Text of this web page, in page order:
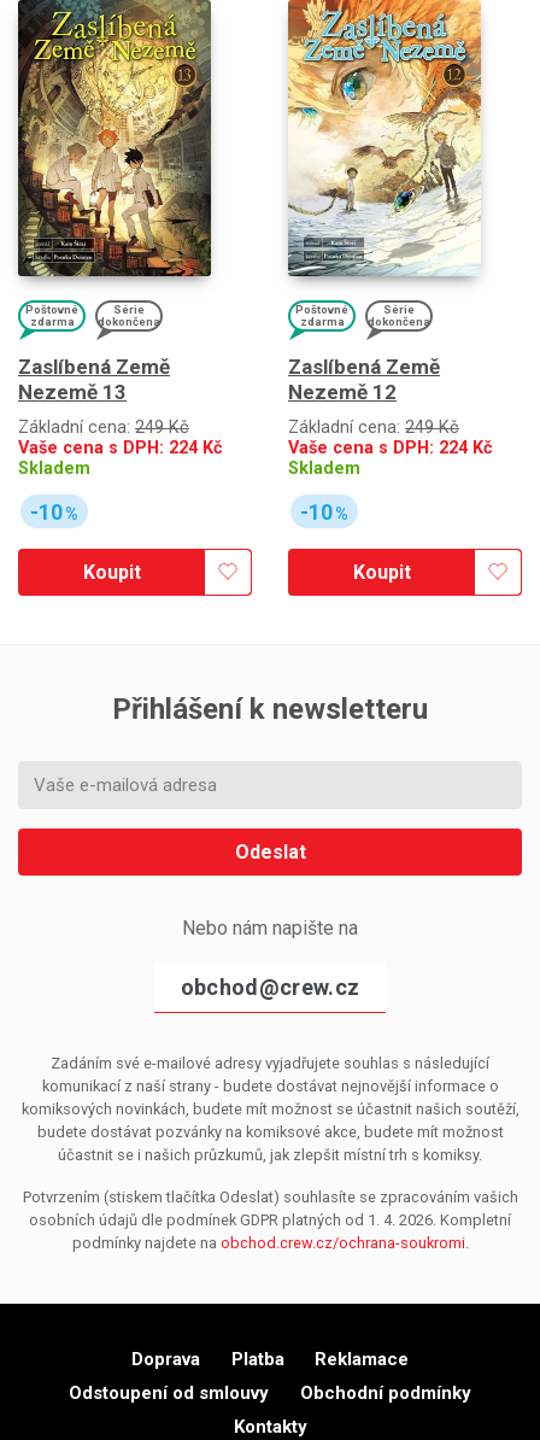
Poštovné
zdarma
Série
dokončena
Zaslíbená Země
Nezemě 13
Základní cena: 249 Kč
Vaše cena s DPH: 224Kč
Skladem
-10%
Koupit
Poštovné
zdarma
Série
dokončena
Zaslíbená Země
Nezemě 12
Základní cena: 249 Kč
Vaše cena s DPH: 224Kč
Skladem
-10%
Koupit
Přihlášení k newsletteru
Odeslat
Nebo nám napište na
obchod@crew.cz
Zadáním své e-mailové adresy vyjadřujete souhlas s následující
komunikací z naší strany - budete dostávat nejnovější informace o
komiksových novinkách, budete mít možnost se účastnit našich soutěží,
budete dostávat pozvánky na komiksové akce, budete mít možnost
účastnit se i našich průzkumů, jak zlepšit místní trh s komiksy.
Potvrzením (stiskem tlačítka Odeslat) souhlasíte se zpracováním vašich
osobních údajů dle podmínek GDPR platných od 1. 4. 2026. Kompletní
podmínky najdete na obchod.crew.cz/ochrana-soukromi.
Doprava Platba
Reklamace
Odstoupení od smlouvy
Obchodní podmínky
Kontakty